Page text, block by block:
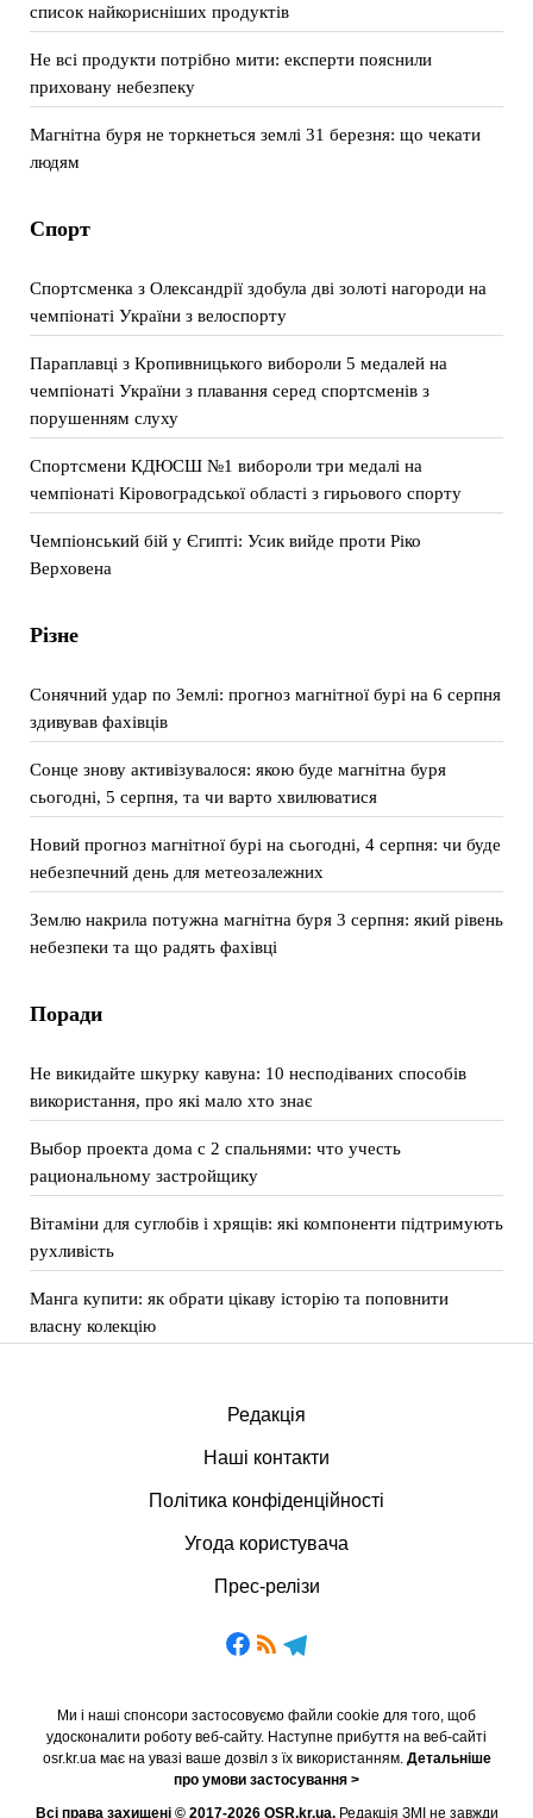
список найкорисніших продуктів
Не всі продукти потрібно мити: експерти пояснили
приховану небезпеку
Магнітна буря не торкнеться землі 31 березня: що чекати
людям
Спорт
Спортсменка з Олександрії здобула дві золоті нагороди на
чемпіонаті України з велоспорту
Параплавці з Кропивницького вибороли 5 медалей на
чемпіонаті України з плавання серед спортсменів з
порушенням слуху
Спортсмени КДЮСШ №1 вибороли три медалі на
чемпіонаті Кіровоградської області з гирьового спорту
Чемпіонський бій у Єгипті: Усик вийде проти Ріко
Верховена
Різне
Сонячний удар по Землі: прогноз магнітної бурі на 6 серпня
здивував фахівців
Сонце знову активізувалося: якою буде магнітна буря
сьогодні, 5 серпня, та чи варто хвилюватися
Новий прогноз магнітної бурі на сьогодні, 4 серпня: чи буде
небезпечний день для метеозалежних
Землю накрила потужна магнітна буря 3 серпня: який рівень
небезпеки та що радять фахівці
Поради
Не викидайте шкурку кавуна: 10 несподіваних способів
використання, про які мало хто знає
Выбор проекта дома с 2 спальнями: что учесть
рациональному застройщику
Вітаміни для суглобів і хрящів: які компоненти підтримують
рухливість
Манга купити: як обрати цікаву історію та поповнити
власну колекцію
Редакція
Наші контакти
Політика конфіденційності
Угода користувача
Прес-релізи
Ми і наші спонсори застосовуємо файли cookie для того, щоб
удосконалити роботу веб-сайту. Наступне прибуття на веб-сайті
osr.kr.ua має на увазі ваше дозвіл з їх використанням. Детальніше
про умови застосування >
Всі права захищені © 2017-2026 OSR.kr.ua.Редакція ЗМІ не завжди